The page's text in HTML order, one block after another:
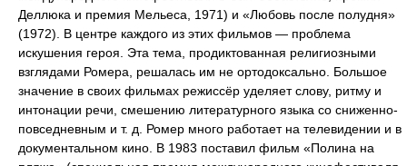
Деллюка и премия Мельеса, 1971) и «Любовь после полудня»
(1972). В центре каждого из этих фильмов — проблема
искушения героя. Эта тема, продиктованная религиозными
взглядами Ромера, решалась им не ортодоксально. Большое
значение в своих фильмах режиссёр уделяет слову, ритму и
интонации речи, смешению литературного языка со сниженно-
повседневным и т. д. Ромер много работает на телевидении и в
документальном кино. В 1983 поставил фильм «Полина на